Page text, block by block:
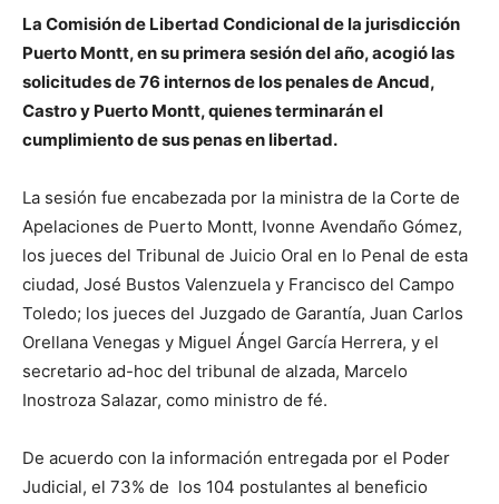
La Comisión de Libertad Condicional de la jurisdicción
Puerto Montt, en su primera sesión del año, acogió las
solicitudes de 76 internos de los penales de Ancud,
Castro y Puerto Montt, quienes terminarán el
cumplimiento de sus penas en libertad.
La sesión fue encabezada por la ministra de la Corte de
Apelaciones de Puerto Montt, Ivonne Avendaño Gómez,
los jueces del Tribunal de Juicio Oral en lo Penal de esta
ciudad, José Bustos Valenzuela y Francisco del Campo
Toledo; los jueces del Juzgado de Garantía, Juan Carlos
Orellana Venegas y Miguel Ángel García Herrera, y el
secretario ad-hoc del tribunal de alzada, Marcelo
Inostroza Salazar, como ministro de fé.
De acuerdo con la información entregada por el Poder
Judicial, el 73% de los 104 postulantes al beneficio